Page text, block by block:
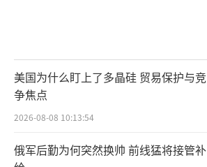
美国为什么盯上了多晶硅 贸易保护与竞
争焦点
2026-08-08 10:13:54
俄军后勤为何突然换帅 前线猛将接管补